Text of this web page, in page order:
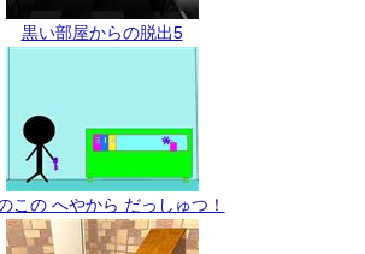
黒い部屋からの脱出5
この へやから だっしゅつ！